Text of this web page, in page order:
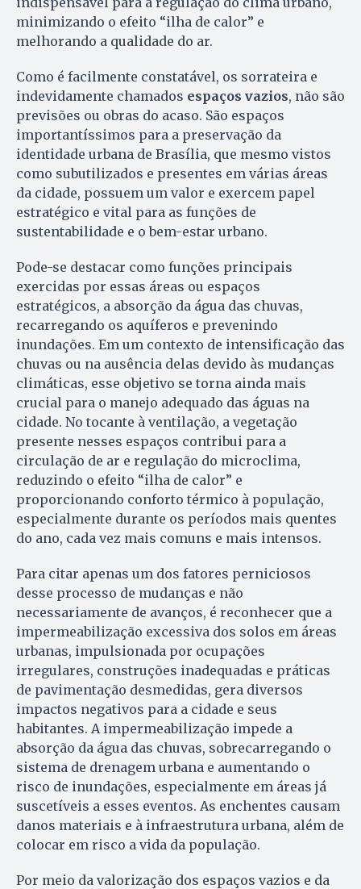
minimizando o efeito “ilha de calor” e
melhorando a qualidade do ar.
Como é facilmente constatável, os sorrateira e
indevidamente chamados espaços vazios, não são
previsões ou obras do acaso. São espaços
importantíssimos para a preservação da
identidade urbana de Brasília, que mesmo vistos
como subutilizados e presentes em várias áreas
da cidade, possuem um valor e exercem papel
estratégico e vital para as funções de
sustentabilidade e o bem-estar urbano.
Pode-se destacar como funções principais
exercidas por essas áreas ou espaços
estratégicos, a absorção da água das chuvas,
recarregando os aquíferos e prevenindo
inundações. Em um contexto de intensificação das
chuvas ou na ausência delas devido às mudanças
climáticas, esse objetivo se torna ainda mais
crucial para o manejo adequado das águas na
cidade. No tocante à ventilação, a vegetação
presente nesses espaços contribui para a
circulação de ar e regulação do microclima,
reduzindo o efeito “ilha de calor” e
proporcionando conforto térmico à população,
especialmente durante os períodos mais quentes
do ano, cada vez mais comuns e mais intensos.
Para citar apenas um dos fatores perniciosos
desse processo de mudanças e não
necessariamente de avanços, é reconhecer que a
impermeabilização excessiva dos solos em áreas
urbanas, impulsionada por ocupações
irregulares, construções inadequadas e práticas
de pavimentação desmedidas, gera diversos
impactos negativos para a cidade e seus
habitantes. A impermeabilização impede a
absorção da água das chuvas, sobrecarregando o
sistema de drenagem urbana e aumentando o
risco de inundações, especialmente em áreas já
suscetíveis a esses eventos. As enchentes causam
danos materiais e à infraestrutura urbana, além de
colocar em risco a vida da população.
Por meio da valorização dos espaços vazios e da